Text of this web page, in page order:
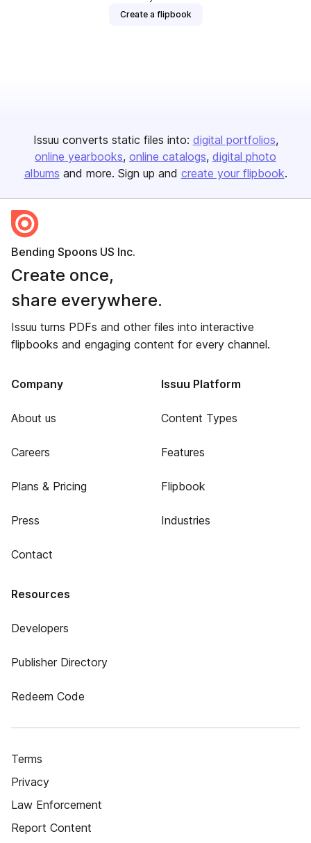
Create a flipbook
Issuu converts static files into: digital portfolios
online yearbooks online catalogs digital photo
albums and more. Sign up and create your flipbook.
Bending Spoons US Inc.
Create once,
share everywhere.
Issuu turns PDFs and other files into interactive
flipbooks and engaging content for every channel.
Company
About us
Careers
Plans & Pricing
Press
Contact
Issuu Platform
Content Types
Features
Flipbook
Industries
Resources
Developers
Publisher Directory
Redeem Code
Terms
Privacy
Law Enforcement
Report Content